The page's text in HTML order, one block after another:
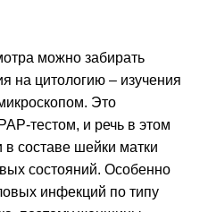
можно забирать
на цитологию – изучения
Это
тестом, и речь в этом
в составе шейки матки
состояний. Особенно
инфекций по типу